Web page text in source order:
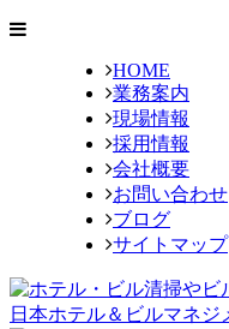
HOME
業務案内
現場情報
採用情報
会社概要
お問い合わせ
ブログ
サイトマップ